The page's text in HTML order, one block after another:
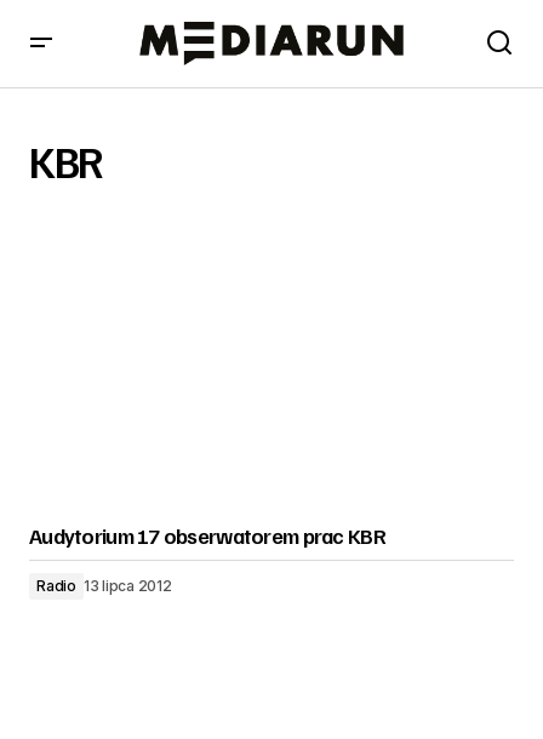
KBR
Audytorium 17 obserwatorem prac KBR
Radio 13 lipca 2012